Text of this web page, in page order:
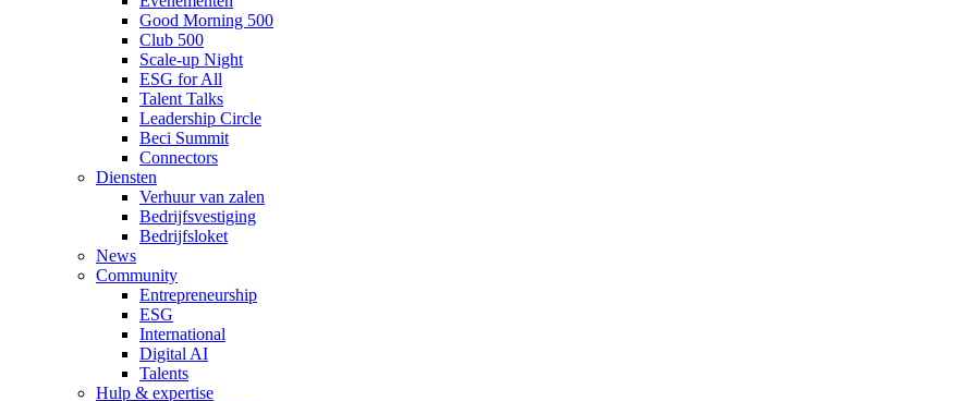
Good Morning 500
Club 500
Scale-up Night
ESG for All
Talent Talks
Leadership Circle
Beci Summit
Connectors
Diensten
Verhuur van zalen
Bedrijfsvestiging
Bedrijfsloket
News
Community
Entrepreneurship
ESG
International
Digital AI
Talents
Hulp & expertise